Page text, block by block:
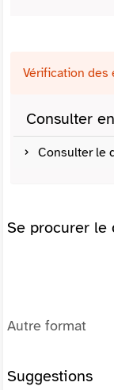
Vérification des
Consulter
Consulter le
Se procurer le
Autre format
Suggestions